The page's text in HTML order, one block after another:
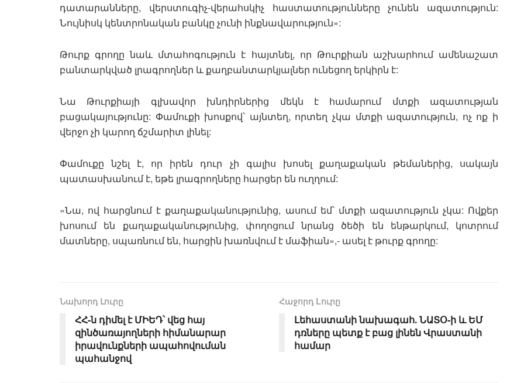
դատարանները, վերստուգիչ-վերահսկիչ հաստատությունները չունեն ազատություն:
Նույնիսկ կենտրոնական բանկը չունի ինքնավարություն»:
Թուրք գրողը նաև մտահոգություն է հայտնել, որ Թուրքիան աշխարհում ամենաշատ
բանտարկված լրագրողներ և քաղբանտարկյալներ ունեցող երկիրն է:
Նա Թուրքիայի գլխավոր խնդիրներից մեկն է համարում մտքի ազատության
բացակայությունը: Փամուքի խոսքով՝ այնտեղ, որտեղ չկա մտքի ազատություն, ոչ ոք ի
վերջո չի կարող ճշմարիտ լինել:
Փամուքը նշել է, որ իրեն դուր չի գալիս խոսել քաղաքական թեմաներից, սակայն
պատասխանում է, եթե լրագրողները հարցեր են ուղղում:
«Նա, ով հարցնում է քաղաքականությունից, ասում եմ՝ մտքի ազատություն չկա: Ովքեր
խոսում են քաղաքականությունից, փողոցում նրանց ծեծի են ենթարկում, կոտրում
մատները, սպառնում են, հարցին խառնվում է մաֆիան»,- ասել է թուրք գրողը:
Նախորդ Լուրը
ՀՀ-ն դիմել է ՄԻԵԴ՝ վեց հայ
զինծառայողների հիմանարար
իրավունքների ապահովուման
պահանջով
Հաջորդ Lուրը
Լեհաստանի նախագահ. ՆԱՏՕ-ի և ԵՄ
դռները պետք է բաց լինեն Վրաստանի
համար